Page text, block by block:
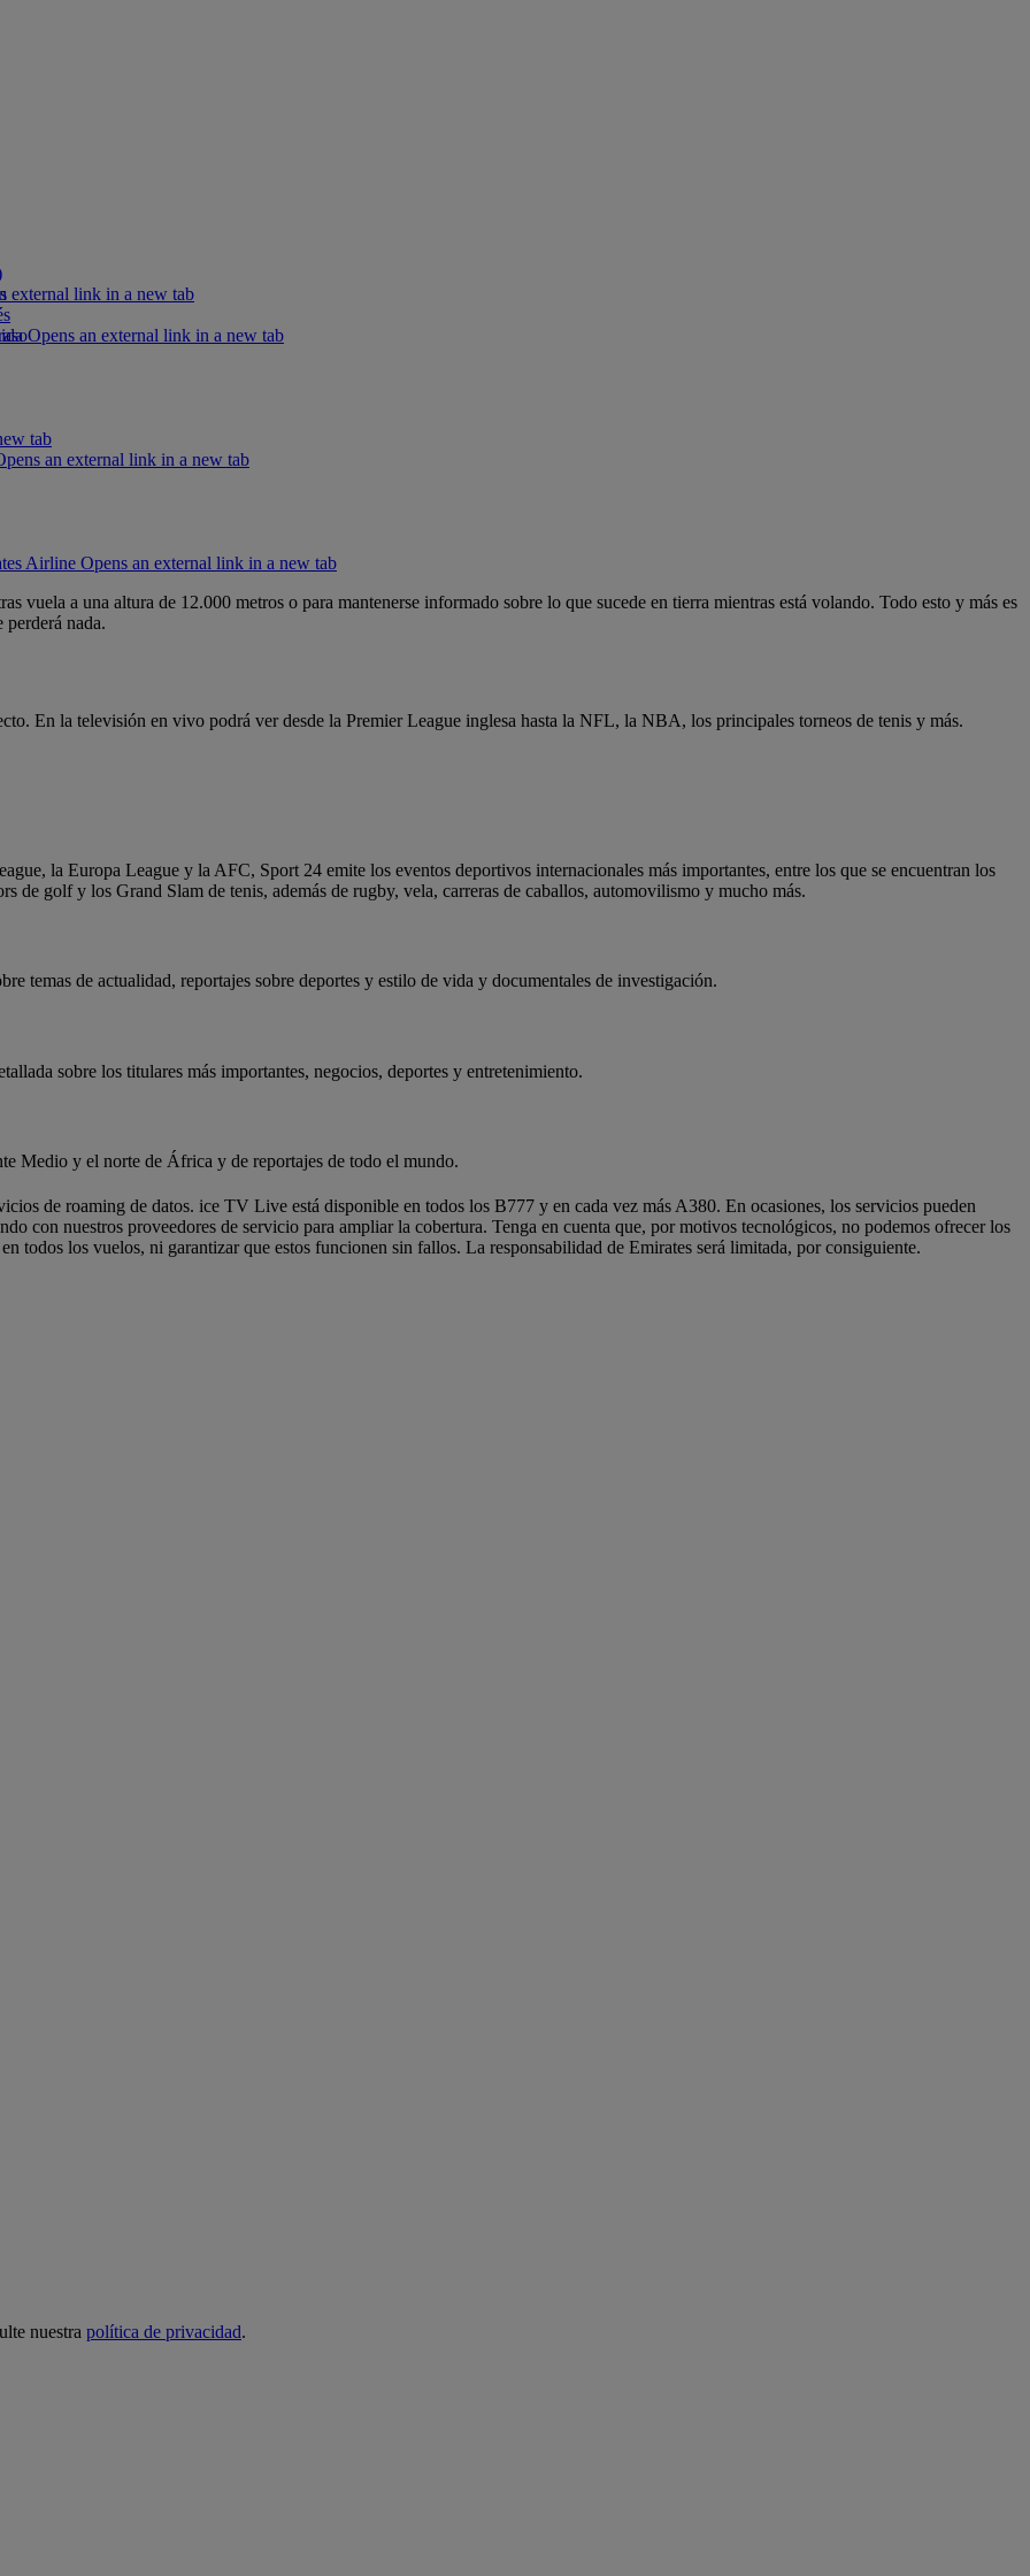
Opens an external link in a new tab
external link in a new tab
tab
Airline Opens an external link in a new tab
an external link in a new tab
vuela a una altura de 12.000 metros o para mantenerse informado sobre lo que sucede en tierra mientras está volando. Todo esto y más es
nada.
En la televisión en vivo podrá ver desde la Premier League inglesa hasta la NFL, la NBA, los principales torneos de tenis y más.
la Europa League y la AFC, Sport 24 emite los eventos deportivos internacionales más importantes, entre los que se encuentran los
golf y los Grand Slam de tenis, además de rugby, vela, carreras de caballos, automovilismo y mucho más.
temas de actualidad, reportajes sobre deportes y estilo de vida y documentales de investigación.
sobre los titulares más importantes, negocios, deportes y entretenimiento.
Medio y el norte de África y de reportajes de todo el mundo.
de roaming de datos. ice TV Live está disponible en todos los B777 y en cada vez más A380. En ocasiones, los servicios pueden
con nuestros proveedores de servicio para ampliar la cobertura. Tenga en cuenta que, por motivos tecnológicos, no podemos ofrecer los
todos los vuelos, ni garantizar que estos funcionen sin fallos. La responsabilidad de Emirates será limitada, por consiguiente.
nuestra política de privacidad.